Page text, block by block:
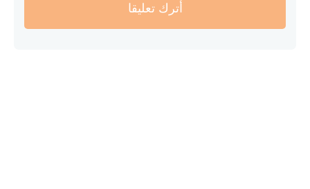
أترك تعليقا